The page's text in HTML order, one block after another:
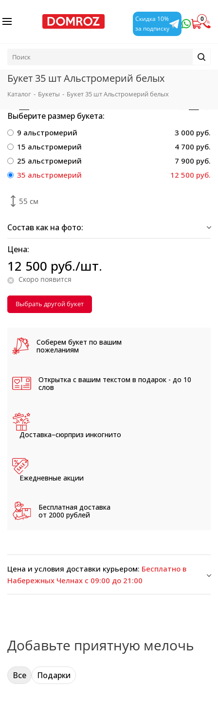
Скидка 10%
за подписку
0
Букет 35 шт Альстромерий белых
Каталог - Букеты - Букет 35 шт Альстромерий белых
Выберите размер букета:
9 альстромерий
3 000 руб.
15 альстромерий
4 700 руб.
25 альстромерий
7 900 руб.
35 альстромерий
12 500 руб.
55 см
Состав как на фото:
Цена:
12 500 руб./шт.
Скоро появится
Выбрать другой букет
Соберем букет по вашим
пожеланиям
Открытка с вашим текстом в подарок - до 10
слов
Доставка–сюрприз инкогнито
Ежедневные акции
Бесплатная доставка
от 2000 рублей
Цена и условия доставки курьером: Бесплатно в
Набережных Челнах с 09:00 до 21:00
Добавьте приятную мелочь
Все Подарки